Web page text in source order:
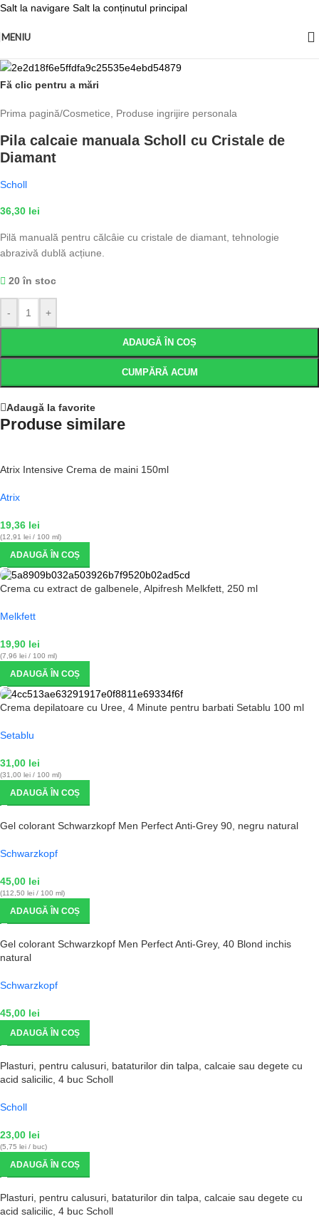
Salt la navigare Salt la conținutul principal
MENIU
Fă clic pentru a mări
Prima pagină/Cosmetice, Produse ingrijire personala
Pila calcaie manuala Scholl cu Cristale de
Diamant
Scholl
36,30 lei
Pilă manuală pentru călcâie cu cristale de diamant, tehnologie
abrazivă dublă acțiune.
20 în stoc
- +
ADAUGĂ ÎN COȘ
CUMPĂRĂ ACUM
Adaugă la favorite
Produse similare
Atrix Intensive Crema de maini 150ml
Atrix
19,36 lei
(12,91 lei / 100 ml)
ADAUGĂ ÎN COȘ
Crema cu extract de galbenele, Alpifresh Melkfett, 250 ml
Melkfett
19,90 lei
(7,96 lei / 100 ml)
ADAUGĂ ÎN COȘ
Crema depilatoare cu Uree, 4 Minute pentru barbati Setablu 100 ml
Setablu
31,00 lei
(31,00 lei / 100 ml)
ADAUGĂ ÎN COȘ
Gel colorant Schwarzkopf Men Perfect Anti-Grey 90, negru natural
Schwarzkopf
45,00 lei
(112,50 lei / 100 ml)
ADAUGĂ ÎN COȘ
Gel colorant Schwarzkopf Men Perfect Anti-Grey, 40 Blond inchis
natural
Schwarzkopf
45,00 lei
ADAUGĂ ÎN COȘ
Plasturi, pentru calusuri, bataturilor din talpa, calcaie sau degete cu
acid salicilic, 4 buc Scholl
Scholl
23,00 lei
(5,75 lei / buc)
ADAUGĂ ÎN COȘ
Plasturi, pentru calusuri, bataturilor din talpa, calcaie sau degete cu
acid salicilic, 4 buc Scholl